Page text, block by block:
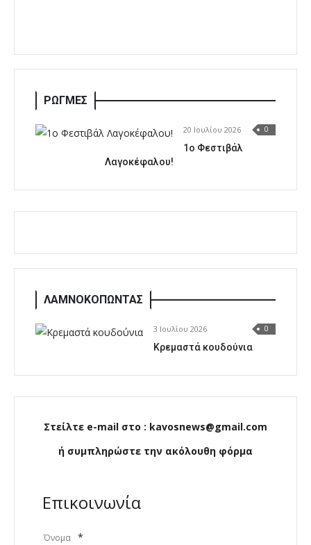
ΡΩΓΜΕΣ
20 Ιουλίου 2026 0
1o Φεστιβάλ
Λαγοκέφαλου!
ΛΑΜΝΟΚΟΠΩΝΤΑΣ
3 Ιουλίου 2026 0
Κρεμαστά κουδούνια
Στείλτε e-mail στο : kavosnews@gmail.com
ή συμπληρώστε την ακόλουθη φόρμα
Επικοινωνία
Όνομα *